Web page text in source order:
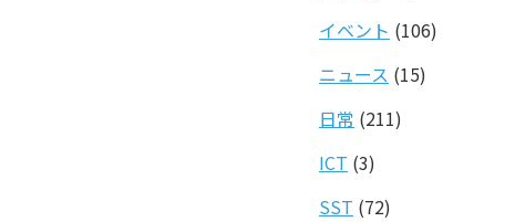
イベント (106)
ニュース (15)
日常 (211)
ICT (3)
SST (72)